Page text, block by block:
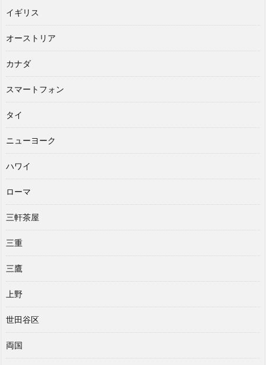
イギリス
オーストリア
カナダ
スマートフォン
タイ
ニューヨーク
ハワイ
ローマ
三軒茶屋
三重
三鷹
上野
世田谷区
両国